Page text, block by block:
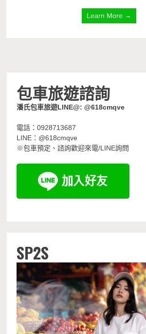
Learn More →
包車旅遊諮詢
潘氏包車旅遊LINE@: @618cmqve
電話：0928713687
LINE：@618cmqve
※包車預定、諮詢歡迎來電/LINE詢問
SP2S